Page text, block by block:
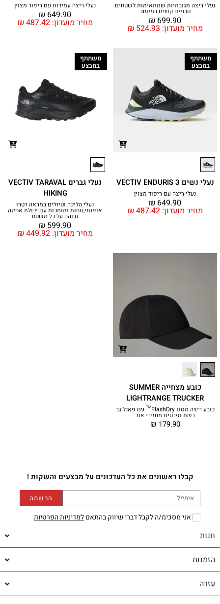
נעלי ריצה תגובתיות שמתאימות לשטחים
טכניים קשים במיוחד
מחיר מועדון: ₪ 524.93
₪ 699.90
נעלי ריצה עמידות עם ריפוד מצוין
מחיר מועדון: ₪ 487.42
₪ 649.90
משתתף
במבצע
נעלי נשים VECTIV ENDURIS 3
נעלי ריצה עם ריפוד מצוין
מחיר מועדון: ₪ 487.42
₪ 649.90
משתתף
במבצע
נעלי גברים VECTIV TARAVAL
HIKING
נעלי הליכה וטיולים במראה רטרו
אופנתי,נוחות ותומכות עם יכולת אחיזה
גבוהה על כל משטח
מחיר מועדון: ₪ 449.92
₪ 599.90
כובע מצחייה SUMMER
LIGHTRANGE TRUCKER
כובע ריצה מסוג FlashDry™ עם פאנל גב
רשת ופרטים מחזירי אור
₪ 179.90
קבלו ראשונים את כל העדכונים על מבצעים והשקות !
אני מסכימ/ה לקבל דברי שיווק בהתאםלמדיניות הפרטיות
הרשמה
חנות
הזמנות
עזרה